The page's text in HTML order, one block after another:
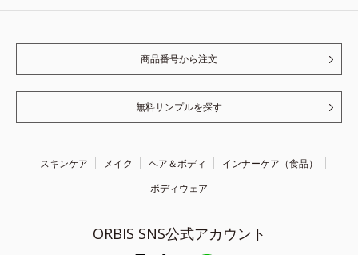
商品番号から注文
無料サンプルを探す
スキンケア メイク ヘア＆ボディ
インナーケア（食品）
ボディウェア
ORBIS SNS公式アカウント